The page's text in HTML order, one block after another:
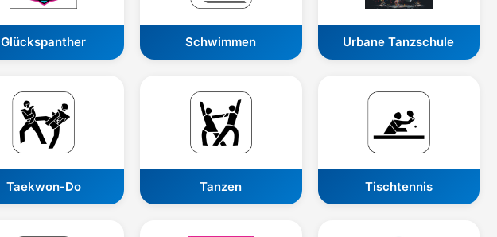
Glückspanther Schwimmen Urbane Tanzschule
Taekwon-Do Tanzen Tischtennis